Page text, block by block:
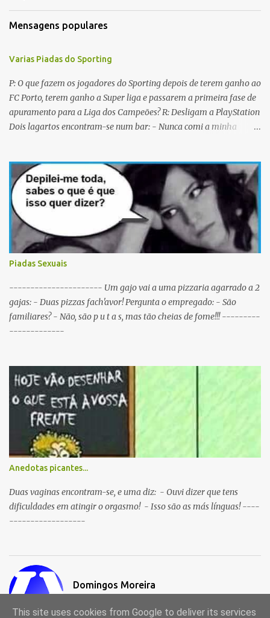
i
o
Mensagens populares
Varias Piadas do Sporting
P: O que fazem os jogadores do Sporting depois de terem ganho ao
FC Porto, terem ganho a Super liga e passarem a primeira fase de
apuramento para a Liga dos Campeões? R: Desligam a PlayStation
Dois lagartos encontram-se num bar: - Nunca comi a minha
com as caras dos jogadores do Sporting a propósito do centenário.
Porquê? Concluiram que as pessoas não sabiam em que lado
deviam cuspir! P: Que nome se dá a um Sportinguista com apenas
metade do cérebro? R: Sobredotado. P: Porque razão não houve
taças de champanhe na inauguração do Estádio de Alvalade? R:
Porque as taças estavam todas nas Antas. P: Como se identifica um
Sportinguista equilibrado? R: Baba-se pelos dois lados da boca ao
Sportinguista e um porco? R: Presunto rançoso. P: Porque é que o
Sporting vai passar a ser patrocinado pela BP R: Porque a BP dá...
Piadas Sexuais
---------------------- Um gajo vai a uma pizzaria agarrado a 2
gajas: - Duas pizzas fach'avor! Pergunta o empregado: - São
familiares? - Não, são p u t a s, mas tão cheias de fome!!! ---------
-------------
Anedotas picantes...
Duas vaginas encontram-se, e uma diz: - Ouvi dizer que tens
dificuldades em atingir o orgasmo! - Isso são as más línguas! ----
------------------
Domingos Moreira
This site uses cookies from Google to deliver its services